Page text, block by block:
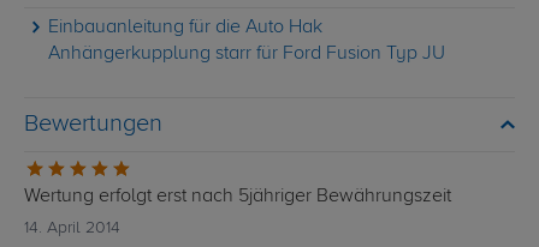
Einbauanleitung für die Auto Hak
Anhängerkupplung starr für Ford Fusion Typ JU
Bewertungen
Wertung erfolgt erst nach 5jähriger Bewährungszeit
14. April 2014